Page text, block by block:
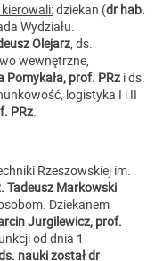
dziekan (dr hab.
Wydziału.
Olejarz, ds.
wewnętrzne,
Pomykała, prof. PRz i ds.
logistyka I i II
PRz.
Rzeszowskiej im.
Tadeusz Markowski
Dziekanem
Jurgilewicz, prof.
od dnia 1
nauki został dr